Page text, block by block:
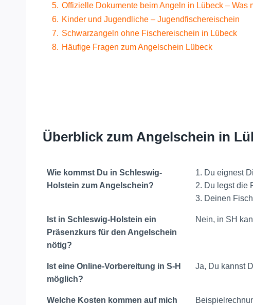
5. Offizielle Dokumente beim Angeln in Lübeck – Was
6. Kinder und Jugendliche – Jugendfischereischein
7. Schwarzangeln ohne Fischereischein in Lübeck
8. Häufige Fragen zum Angelschein Lübeck
Überblick zum Angelschein in
Wie kommst Du in Schleswig-
Holstein zum Angelschein?
1. Du eignest
2. Du legst die
3. Deinen
Ist in Schleswig-Holstein ein
Präsenzkurs für den Angelschein
nötig?
Nein, in SH
Ist eine Online-Vorbereitung in S-H
möglich?
Ja, Du kannst
Welche Kosten kommen auf mich